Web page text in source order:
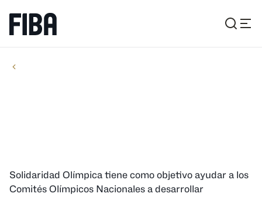
Solidaridad Olímpica tiene como objetivo ayudar a los
Comités Olímpicos Nacionales a desarrollar